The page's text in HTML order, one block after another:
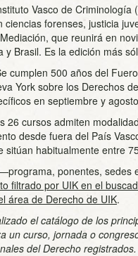
Vasco de Criminología
forenses, justicia
que reunirá en
Brasil. Es la edición más
cumplen 500 años del
York sobre los Derechos
en septiembre y
26 cursos admiten
desde fuera del País
sitúan habitualmente entre
ponentes,
filtrado por UIK en el
área de Derecho de UIK.
el catálogo de los
un curso, jornada o
del Derecho registrados.